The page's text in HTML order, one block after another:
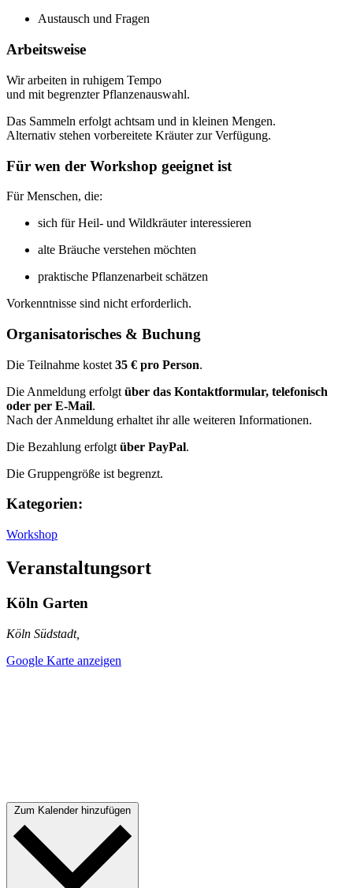
Austausch und Fragen
Arbeitsweise
Wir arbeiten in ruhigem Tempo
und mit begrenzter Pflanzenauswahl.
Das Sammeln erfolgt achtsam und in kleinen Mengen.
Alternativ stehen vorbereitete Kräuter zur Verfügung.
Für wen der Workshop geeignet ist
Für Menschen, die:
sich für Heil- und Wildkräuter interessieren
alte Bräuche verstehen möchten
praktische Pflanzenarbeit schätzen
Vorkenntnisse sind nicht erforderlich.
Organisatorisches & Buchung
Die Teilnahme kostet 35 € pro Person.
Die Anmeldung erfolgt über das Kontaktformular, telefonisch
oder per E-Mail.
Nach der Anmeldung erhaltet ihr alle weiteren Informationen.
Die Bezahlung erfolgt über PayPal.
Die Gruppengröße ist begrenzt.
Kategorien:
Workshop
Veranstaltungsort
Köln Garten
Köln Südstadt,
Google Karte anzeigen